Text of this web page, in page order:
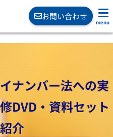
お問い合わせ
ナンバー法への実
DVD・資料セット
介